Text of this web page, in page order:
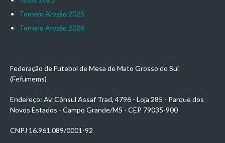
Torneio Aryzão 2025
Torneio Aryzão 2026
Federação de Futebol de Mesa de Mato Grosso do Sul
(Fefumems)
Endereço: Av. Cônsul Assaf Trad, 4796 - Loja 285 - Parque dos
Novos Estados - Campo Grande/MS - CEP 79035-900
CNPJ 16.961.089/0001-92